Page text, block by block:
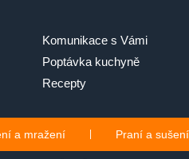
Komunikace s Vámi
Poptávka kuchyně
Recepty
a mražení | Praní a sušení